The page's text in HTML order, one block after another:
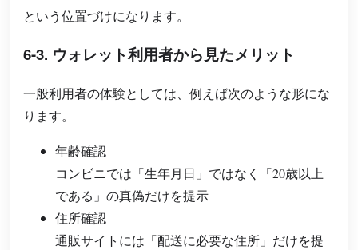
という位置づけになります。
6-3. ウォレット利用者から見たメリット
一般利用者の体験としては、例えば次のような形にな
ります。
年齢確認
コンビニでは「生年月日」ではなく「20歳以上
である」の真偽だけを提示
住所確認
通販サイトには「配送に必要な住所」だけを提